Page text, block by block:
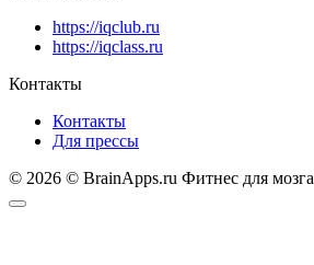
https://iqclub.ru
https://iqclass.ru
Контакты
Контакты
Для прессы
© 2026 © BrainApps.ru Фитнес для мозга